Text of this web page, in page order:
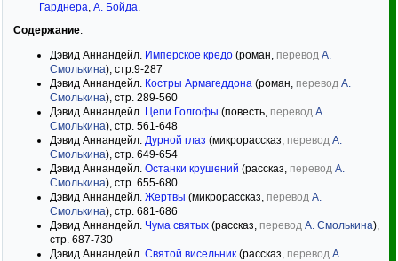
Гарднера, А. Бойда.
Содержание:
Дэвид Аннандейл. Имперское кредо (роман, перевод А.
Смолькина), стр.9-287
Дэвид Аннандейл. Костры Армагеддона (роман, перевод А.
Смолькина), стр. 289-560
Дэвид Аннандейл. Цепи Голгофы (повесть, перевод А.
Смолькина), стр. 561-648
Дэвид Аннандейл. Дурной глаз (микрорассказ, перевод А.
Смолькина), стр. 649-654
Дэвид Аннандейл. Останки крушений (рассказ, перевод А.
Смолькина), стр. 655-680
Дэвид Аннандейл. Жертвы (микрорассказ, перевод А.
Смолькина), стр. 681-686
Дэвид Аннандейл. Чума святых (рассказ, перевод А. Смолькина),
стр. 687-730
Дэвид Аннандейл. Святой висельник (рассказ, перевод А.